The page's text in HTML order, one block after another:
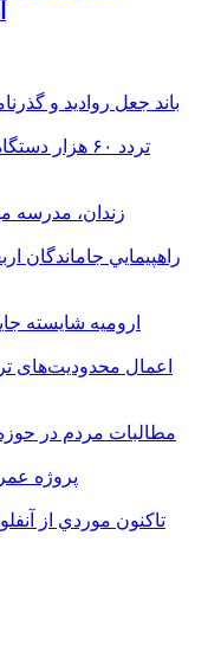
باند جعل روادید و
تردد ۶۰ هزار
زندان، مدرسه
راهپيمايي جاماندگان
اروميه شايسته
اعمال محدودیت‌های
مطالبات مردم در
247
تاکنون موردي از